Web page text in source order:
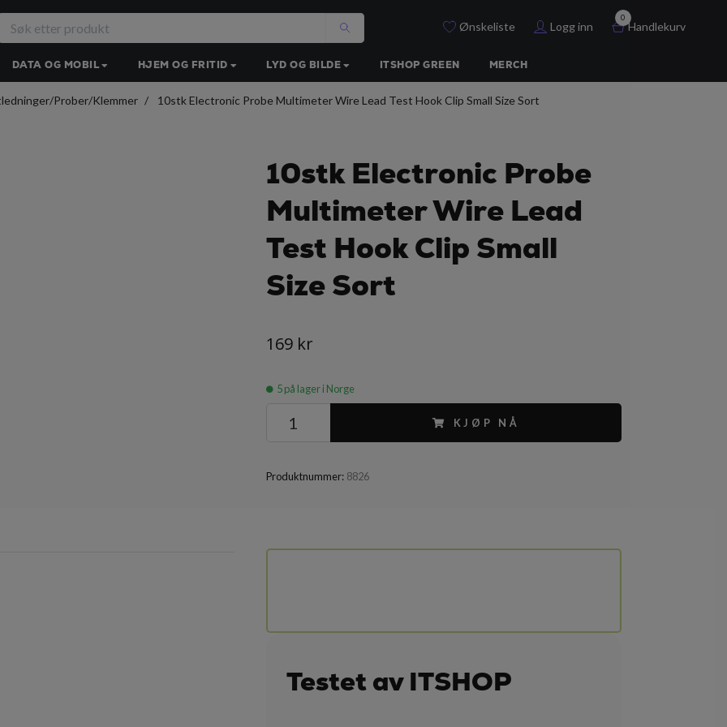
Ønskeliste Logg inn
0
Handlekurv
DATA OG MOBIL HJEM OG FRITID LYD OG BILDE ITSHOP GREEN MERCH
Prober/Klemmer 10stk Electronic Probe Multimeter Wire Lead Test Hook Clip Small Size Sort
10stk Electronic Probe
Multimeter Wire Lead
Test Hook Clip Small
Size Sort
169 kr
5på lager i Norge
KJØP NÅ
Produktnummer: 8826
Testet av ITSHOP